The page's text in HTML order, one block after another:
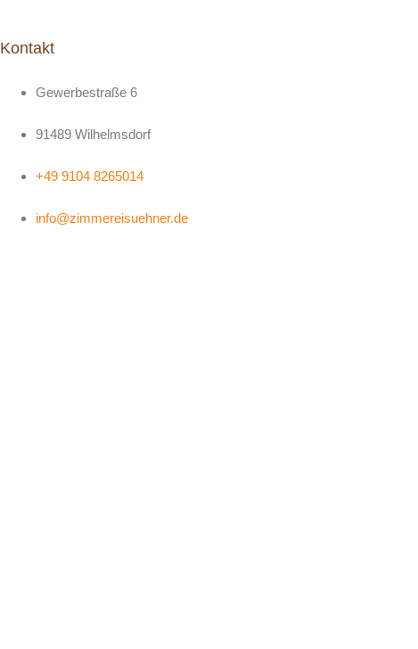
Kontakt
Gewerbestraße 6
91489 Wilhelmsdorf
+49 9104 8265014
info@zimmereisuehner.de